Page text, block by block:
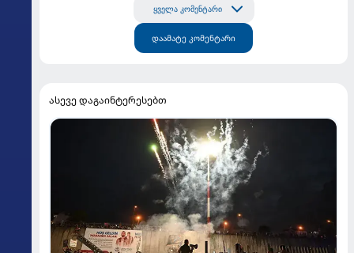
ყველა კომენტარი
დაამატე კომენტარი
ასევე დაგაინტერესებთ